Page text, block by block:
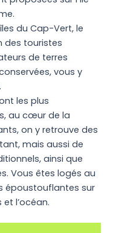
du Cap-Vert, le
des touristes
de terres
vous y
les plus
au cœur de la
on y retrouve des
mais aussi de
ainsi que
Vous êtes logés au
époustouflantes sur
l’océan.